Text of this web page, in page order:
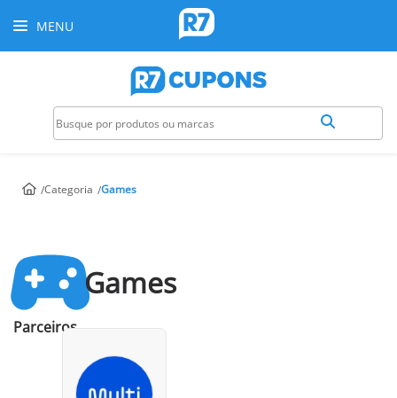
MENU
Categoria Games
Games
Parceiros